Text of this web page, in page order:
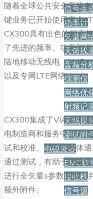
信号生
功率计
矢量网
天馈线
音频分
综测仪
网络优
射频记
天线探
测试附
电磁兼容
EMC软
接收机
信号源
随着全球公共安全无线
键业务已开始使用安全
CX300具有出色的频率
了先进的频率、功率和
陆地移动无线电（LMR
以及专网LTE网络。
CX300集成了VIAVI自动
电制造商和服务中心的
试和校准。个别和整体
通过测试，有助于消除
进行全矢量s参数测量，
额外附件。